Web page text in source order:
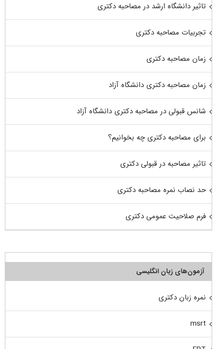
تاثیر دانشگاه ارشد در مصاحبه دکتری
تجربیات مصاحبه دکتری
زمان مصاحبه دکتری
زمان مصاحبه دکتری دانشگاه آزاد
شانس قبولی در مصاحبه دکتری دانشگاه آزاد
برای مصاحبه دکتری چه بخوانیم؟
تاثیر مصاحبه در قبولی دکتری
حد نصاب نمره مصاحبه دکتری
فرم صلاحیت عمومی دکتری
آزمون‌های زبان انگلیسی
نمره زبان دکتری
msrt